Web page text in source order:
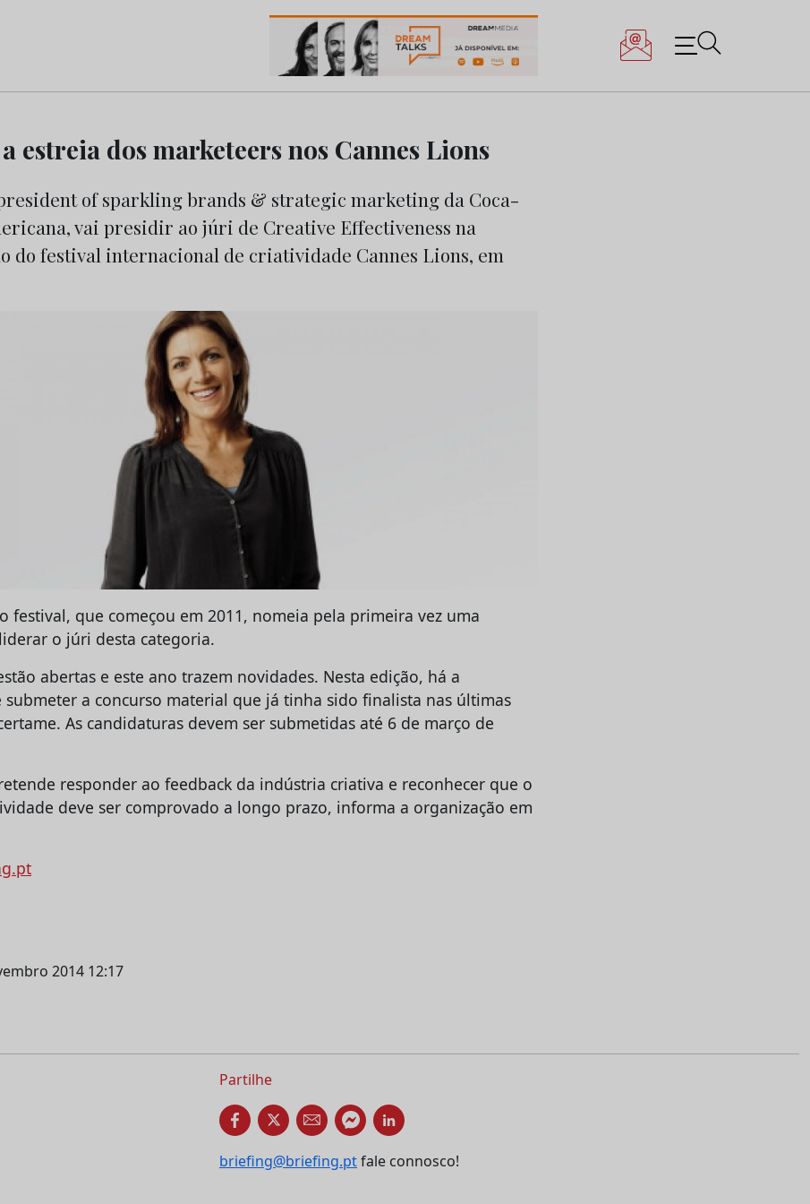
do Marketing e da Publicidade
estreia dos marketeers nos Cannes Lions
of sparkling brands & strategic marketing da Coca-
vai presidir ao júri de Creative Effectiveness na
do festival internacional de criatividade Cannes Lions, em
festival, que começou em 2011, nomeia pela primeira vez uma
o júri desta categoria.
abertas e este ano trazem novidades. Nesta edição, há a
a concurso material que já tinha sido finalista nas últimas
As candidaturas devem ser submetidas até 6 de março de
responder ao feedback da indústria criativa e reconhecer que o
deve ser comprovado a longo prazo, informa a organização em
2014 12:17
Partilhe
briefing@briefing.ptfale connosco!